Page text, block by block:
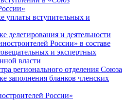
уплаты вступительных и
делегирования и деятельности
России» в составе
и экспертных
власти
регионального отделения Союза
заполнения бланков членских
России»